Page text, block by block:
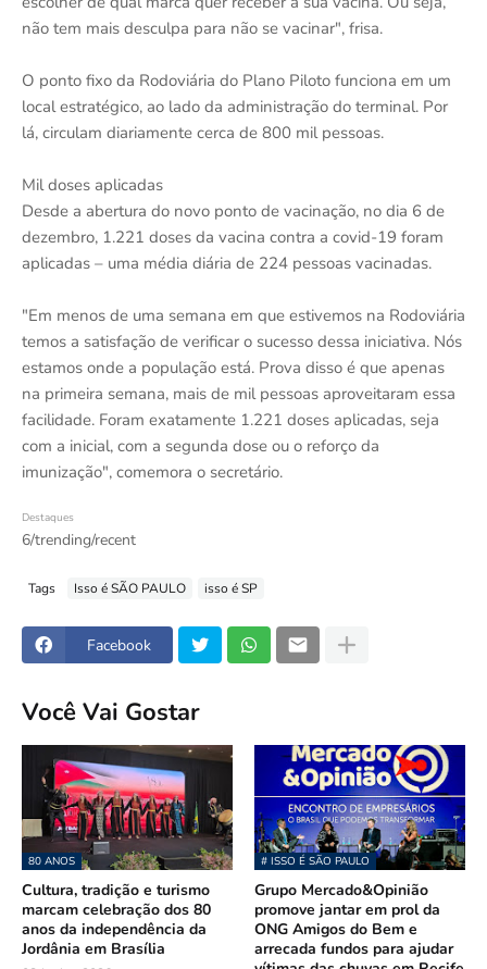
não tem mais desculpa para não se vacinar", frisa.
O ponto fixo da Rodoviária do Plano Piloto funciona em um
local estratégico, ao lado da administração do terminal. Por
lá, circulam diariamente cerca de 800 mil pessoas.
Mil doses aplicadas
Desde a abertura do novo ponto de vacinação, no dia 6 de
dezembro, 1.221 doses da vacina contra a covid-19 foram
aplicadas – uma média diária de 224 pessoas vacinadas.
"Em menos de uma semana em que estivemos na Rodoviária
temos a satisfação de verificar o sucesso dessa iniciativa. Nós
estamos onde a população está. Prova disso é que apenas
na primeira semana, mais de mil pessoas aproveitaram essa
facilidade. Foram exatamente 1.221 doses aplicadas, seja
com a inicial, com a segunda dose ou o reforço da
imunização", comemora o secretário.
Destaques
6/trending/recent
Tags Isso é SÃO PAULO isso é SP
Facebook
Você Vai Gostar
80 ANOS
Cultura, tradição e turismo
marcam celebração dos 80
anos da independência da
Jordânia em Brasília
# ISSO É SÃO PAULO
Grupo Mercado&Opinião
promove jantar em prol da
ONG Amigos do Bem e
arrecada fundos para ajudar